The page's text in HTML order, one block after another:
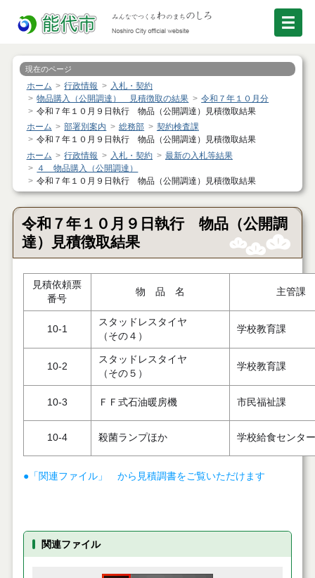
現在のページ
ホーム 行政情報
入札・契約
物品購入（公開調達） 見積徴取の結果
令和７年１０月分
令和７年１０月９日執行 物品（公開調達）見積徴取結果
ホーム
部署別案内 総務部
契約検査課
令和７年１０月９日執行 物品（公開調達）見積徴取結果
ホーム
行政情報 入札・契約
最新の入札等結果
４ 物品購入（公開調達）
令和７年１０月９日執行 物品（公開調達）見積徴取結果
令和７年１０月９日執行 物品（公開調
達）見積徴取結果
見積依頼票
番号
物 品 名 主管課
10-1
スタッドレスタイヤ
（その４）
学校教育課
10-2
スタッドレスタイヤ
（その５）
学校教育課
10-3 ＦＦ式石油暖房機 市民福祉課
10-4 殺菌ランプほか 学校給食センター
●「関連ファイル」 から見積調書をご覧いただけます
関連ファイル